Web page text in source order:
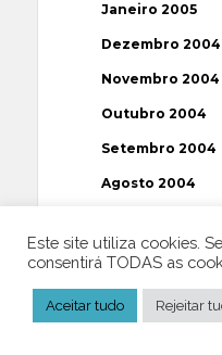
Janeiro 2005
Dezembro 2004
Novembro 2004
Outubro 2004
Setembro 2004
Agosto 2004
Junho 2004
Maio 2004
Abril 2004
Este site utiliza cookies.
consentirá TODAS as
Aceitar tudo Rejeitar